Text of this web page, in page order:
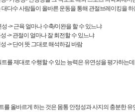
대다수 사람들이 올바른 운동을 통해 관절브레이킹을
성 -> 근육 얼마나 수축/이완을 할 수 있느냐
-> 관절이 얼마나 잘 회전할 수 있느냐
-> 단어 뜻 그대로 해석하길 바람
트를 제대로 수행할 수 있는 능력은 유연성을 평가하는
를 올바르게 하는 것은 몸통 안정성과 사지의 충분한